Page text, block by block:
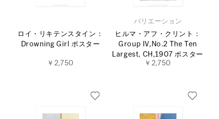
ロイ・リキテンスタイン：
Drowning Girl ポスター
￥2,750
バリエーション
ヒルマ・アフ・クリント：
Group IV,No.2 The Ten
Largest, CH,1907 ポスター
￥2,750